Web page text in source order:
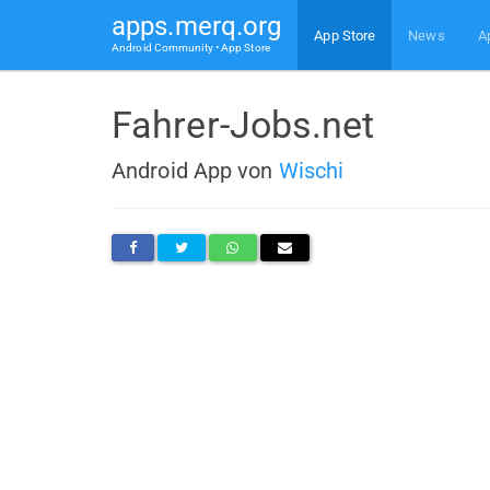
apps.merq.org
Android Community • App Store
App Store News
Fahrer-Jobs.net
Android App von Wischi